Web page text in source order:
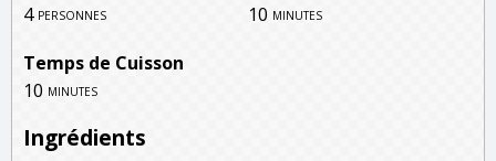
4 personnes 10 minutes
Temps de Cuisson
10 minutes
Ingrédients